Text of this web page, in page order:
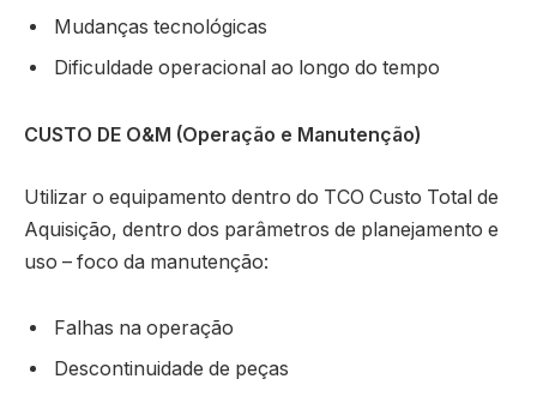
Mudanças tecnológicas
Dificuldade operacional ao longo do tempo
CUSTO DE O&M (Operação e Manutenção)
Utilizar o equipamento dentro do TCO Custo Total de
Aquisição, dentro dos parâmetros de planejamento e
uso – foco da manutenção:
Falhas na operação
Descontinuidade de peças